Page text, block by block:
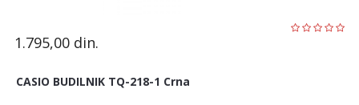
1.795,00 din.
CASIO BUDILNIK TQ-218-1 Crna